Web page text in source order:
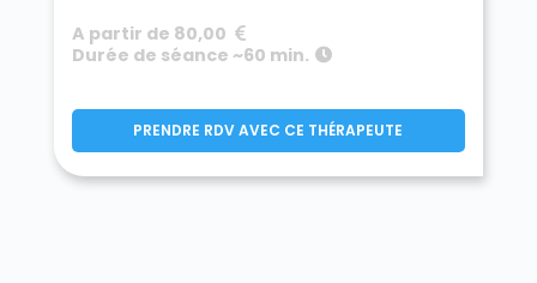
A partir de 80,00
Durée de séance ~60 min.
PRENDRE RDV AVEC CE THÉRAPEUTE